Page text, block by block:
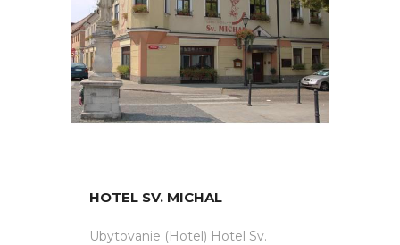
HOTEL SV. MICHAL
Ubytovanie (Hotel) Hotel Sv.